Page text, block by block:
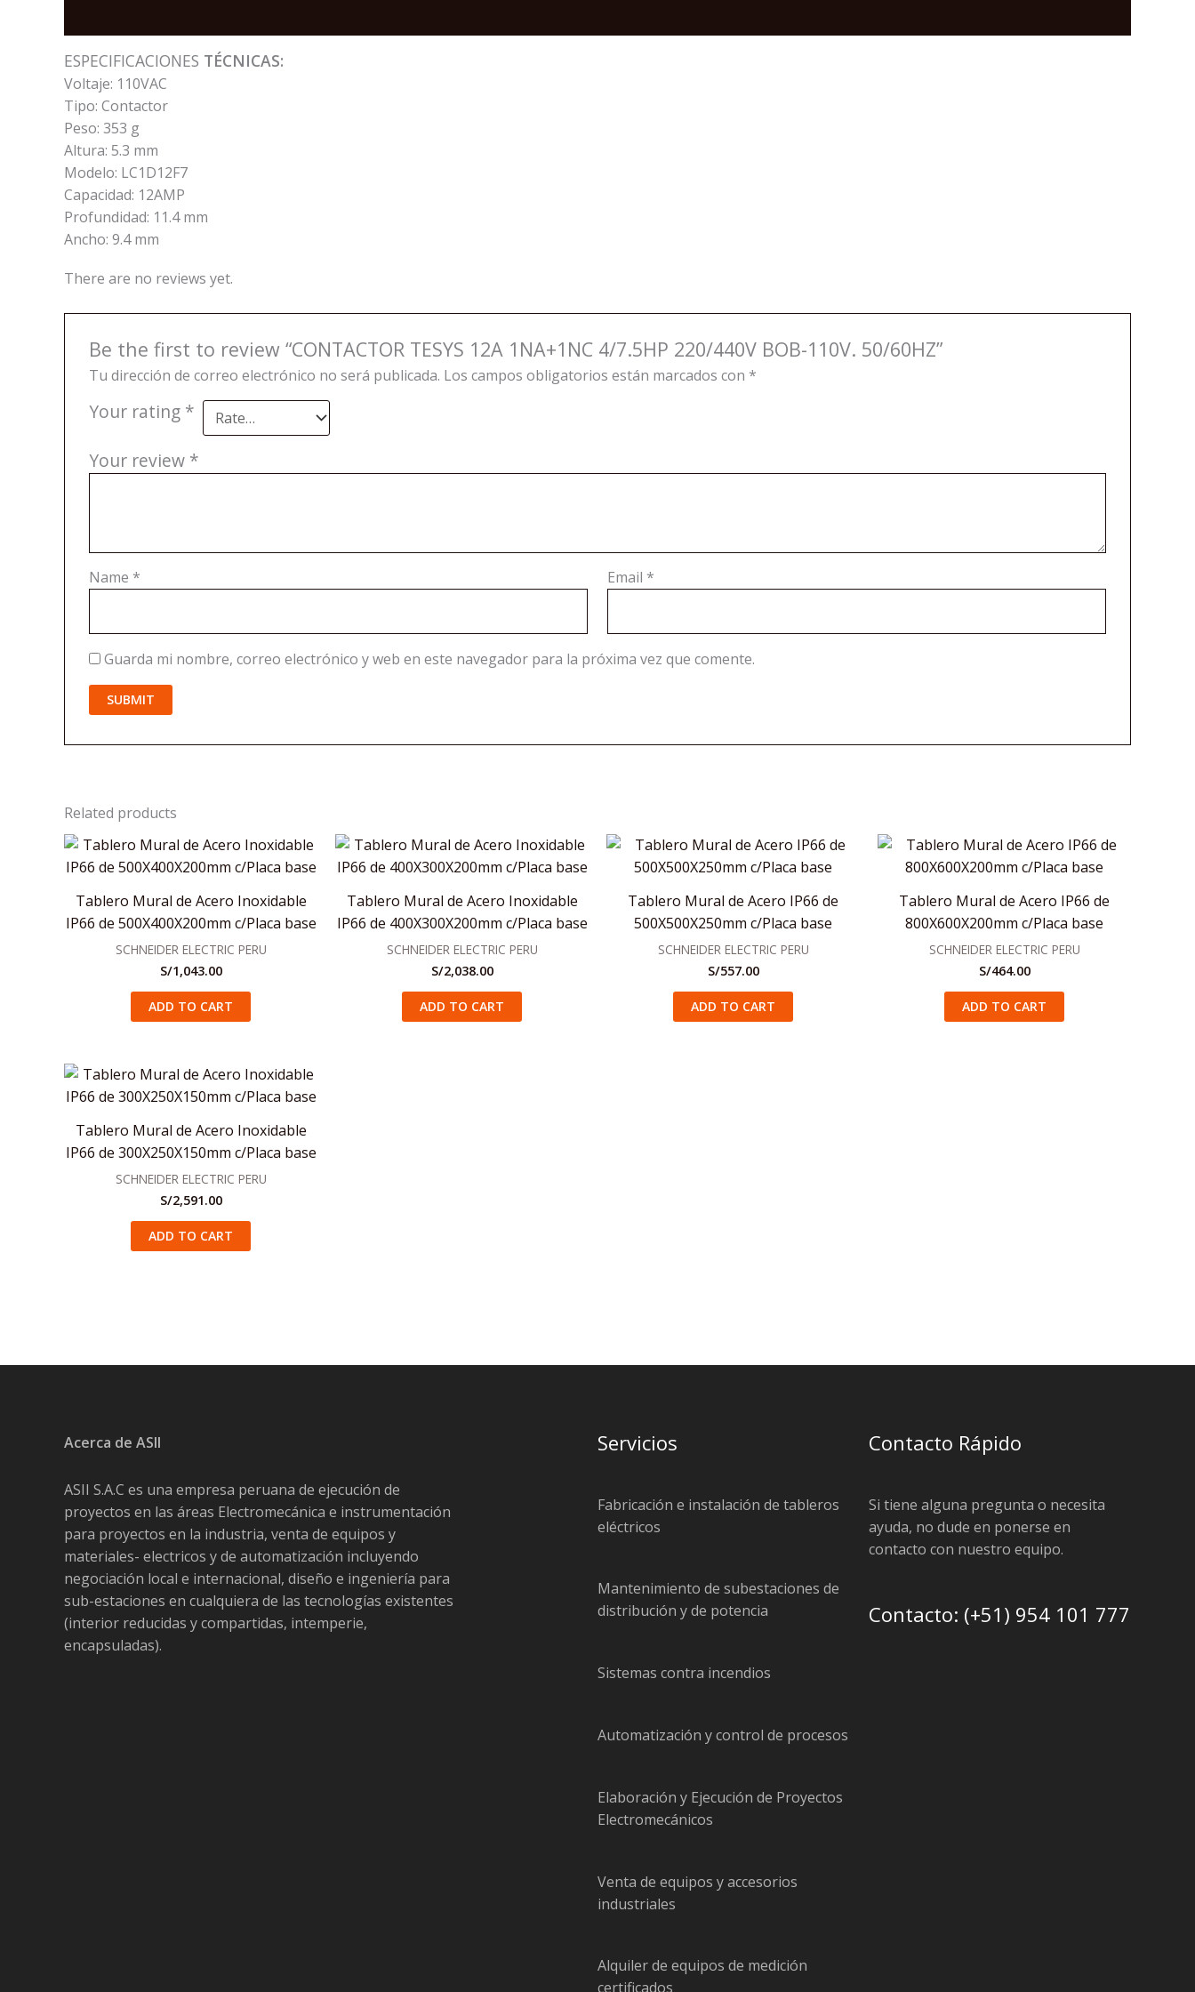
BOB-
ESPECIFICACIONES TÉCNICAS:
Voltaje: 110VAC
Tipo: Contactor
Peso: 353 g
Altura: 5.3 mm
Modelo: LC1D12F7
Capacidad: 12AMP
Profundidad: 11.4 mm
Ancho: 9.4 mm
There are no reviews yet.
Be the first to review “CONTACTOR TESYS 12A 1NA+1NC 4/7.5HP 220/440V BOB-110V. 50/60HZ”
Tu dirección de correo electrónico no será publicada. Los campos obligatorios están marcados con *
Your rating *
Your review *
Name * Email *
Guarda mi nombre, correo electrónico y web en este navegador para la próxima vez que comente.
Related products
Tablero Mural de Acero Inoxidable
IP66 de 500X400X200mm c/Placa base
SCHNEIDER ELECTRIC PERU
S/1,043.00
ADD TO CART
Tablero Mural de Acero Inoxidable
IP66 de 400X300X200mm c/Placa base
SCHNEIDER ELECTRIC PERU
S/2,038.00
ADD TO CART
Tablero Mural de Acero IP66 de
500X500X250mm c/Placa base
SCHNEIDER ELECTRIC PERU
S/557.00
ADD TO CART
Tablero Mural de Acero IP66 de
800X600X200mm c/Placa base
SCHNEIDER ELECTRIC PERU
S/464.00
ADD TO CART
Tablero Mural de Acero Inoxidable
IP66 de 300X250X150mm c/Placa base
SCHNEIDER ELECTRIC PERU
S/2,591.00
ADD TO CART
Acerca de ASII
ASII S.A.C es una empresa peruana de ejecución de
proyectos en las áreas Electromecánica e instrumentación
para proyectos en la industria, venta de equipos y
materiales- electricos y de automatización incluyendo
negociación local e internacional, diseño e ingeniería para
sub-estaciones en cualquiera de las tecnologías existentes
(interior reducidas y compartidas, intemperie,
encapsuladas).
Servicios
Fabricación e instalación de tableros
eléctricos
Mantenimiento de subestaciones de
distribución y de potencia
Sistemas contra incendios
Automatización y control de procesos
Elaboración y Ejecución de Proyectos
Electromecánicos
Venta de equipos y accesorios
industriales
Alquiler de equipos de medición
certificados
Contacto Rápido
Si tiene alguna pregunta o necesita
ayuda, no dude en ponerse en
contacto con nuestro equipo.
Contacto: (+51) 954 101 777